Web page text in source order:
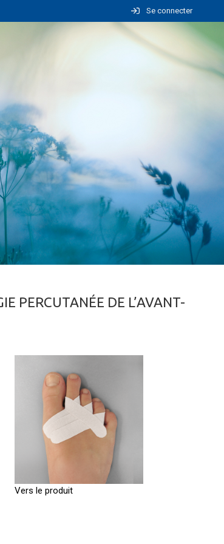
Se connecter
PERCUTANÉE DE L’AVANT-
Vers le produit